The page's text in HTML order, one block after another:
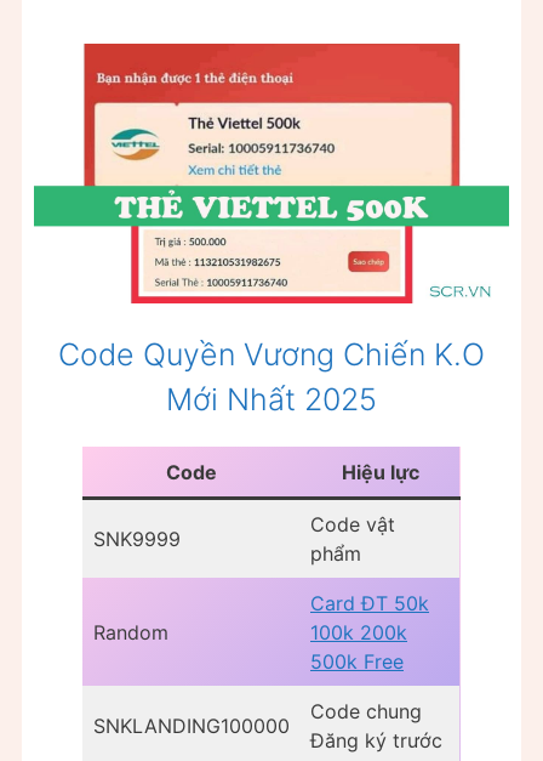
Code Quyền Vương Chiến K.O
Mới Nhất 2025
Code Hiệu lực
SNK9999
Code vật
phẩm
Random
Card ĐT 50k
100k 200k
500k Free
SNKLANDING100000
Code chung
Đăng ký trước